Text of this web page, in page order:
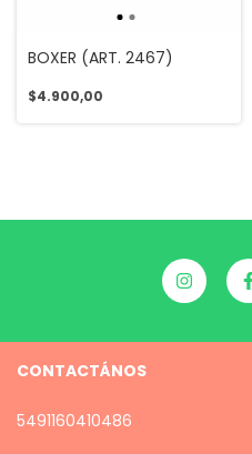
BOXER (ART. 2467)
$4.900,00
CONTACTÁNOS
5491160410486